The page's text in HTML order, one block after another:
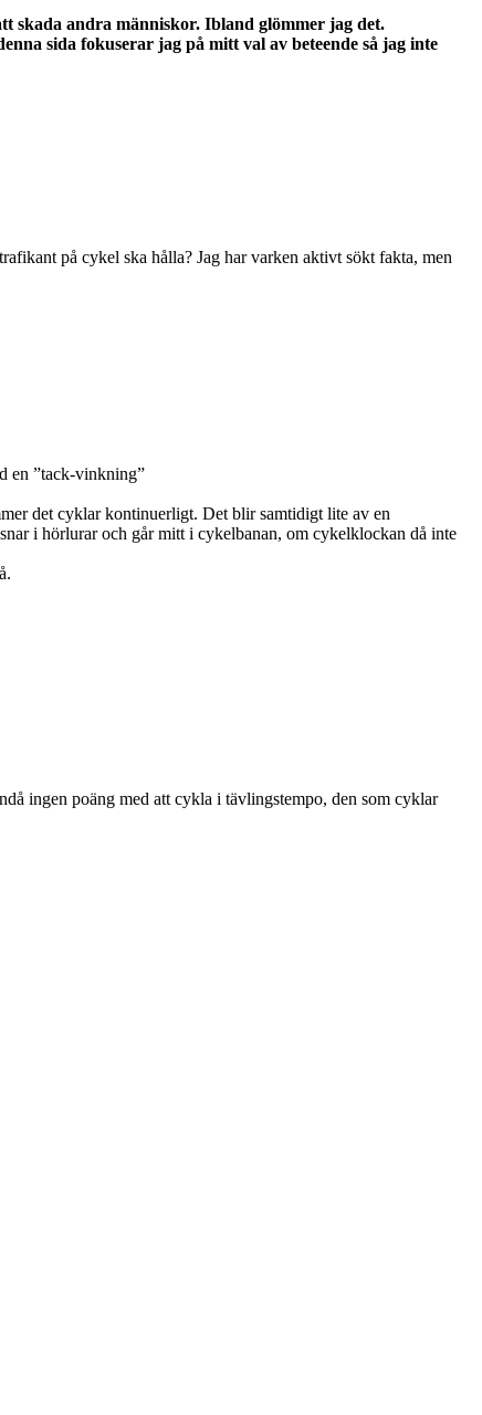
skada andra människor. Ibland glömmer jag det.
sida fokuserar jag på mitt val av beteende så jag inte
på cykel ska hålla? Jag har varken aktivt sökt fakta, men
en ”tack-vinkning”
det cyklar kontinuerligt. Det blir samtidigt lite av en
i hörlurar och går mitt i cykelbanan, om cykelklockan då inte
ingen poäng med att cykla i tävlingstempo, den som cyklar